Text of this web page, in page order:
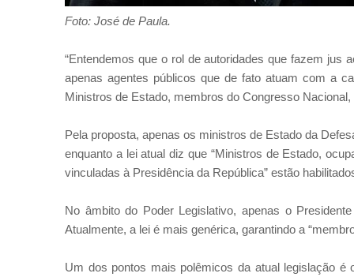
Foto: José de Paula.
“Entendemos que o rol de autoridades que fazem jus
apenas agentes públicos que de fato atuam com a
Ministros de Estado, membros do Congresso
Pela proposta, apenas os ministros de Estado da
enquanto a lei atual diz que “Ministros de Estado,
vinculadas à Presidência da República” estão
No âmbito do Poder Legislativo, apenas o
Atualmente, a lei é mais genérica, garantindo a
Um dos pontos mais polêmicos da atual legislação